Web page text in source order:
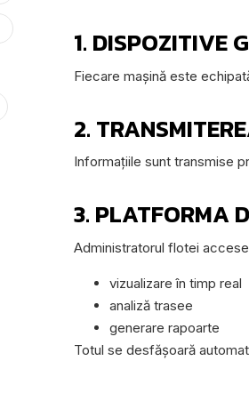
1. DISPOZITIVE
Fiecare mașină este
2.
Informațiile sunt transmise
3. PLATFORMA
Administratorul flotei
vizualizare în timp real
analiză trasee
generare rapoarte
Totul se desfășoară